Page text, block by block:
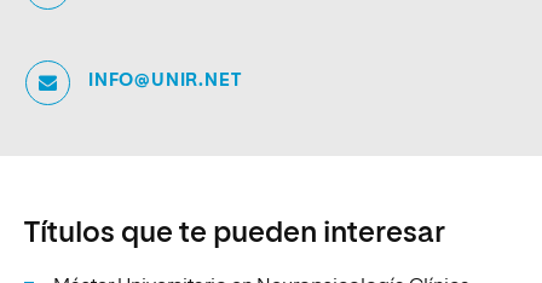
INFO@UNIR.NET
Títulos que te pueden interesar